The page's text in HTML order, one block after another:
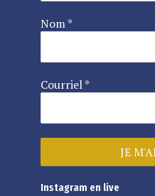
Nom*
Courriel*
Instagram en live